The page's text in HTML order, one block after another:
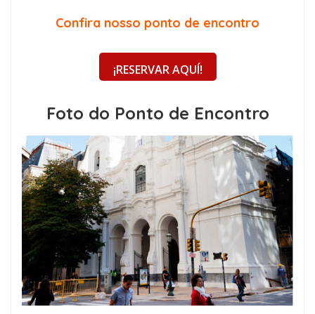
Confira nosso ponto de encontro
¡RESERVAR AQUÍ!
Foto do Ponto de Encontro